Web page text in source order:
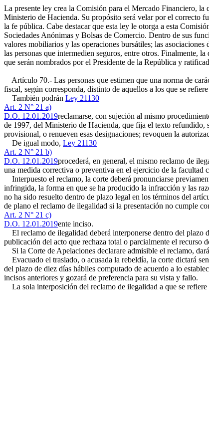
La presente ley crea la Comisión para el Mercado Financiero,
Ministerio de Hacienda. Su propósito será velar por el correcto
la fe pública. Cabe destacar que esta ley le otorga a esta
Sociedades Anónimas y Bolsas de Comercio. Dentro de sus
valores mobiliarios y las operaciones bursátiles; las asociaciones
las personas que intermedien seguros, entre otros. Finalmente,
que serán nombrados por el Presidente de la República y
Artículo 70.- Las personas que estimen que una norma de
fiscal, según corresponda, distinto de aquellos a los que se
También podrán Ley 21130
Art. 2 N° 21 a)
D.O. 12.01.2019reclamarse, con sujeción al mismo
de 1997, del Ministerio de Hacienda, que fija el texto refundido,
provisional, o renueven esas designaciones; revoquen la
De igual modo, Ley 21130
Art. 2 N° 21 b)
D.O. 12.01.2019procederá, en general, el mismo reclamo de
una medida correctiva o preventiva en el ejercicio de la
Interpuesto el reclamo, la corte deberá pronunciarse
infringida, la forma en que se ha producido la infracción y las
no ha sido resuelto dentro de plazo legal en los términos del
de plano el reclamo de ilegalidad si la presentación no cumple
Art. 2 N° 21 c)
D.O. 12.01.2019ente inciso.
El reclamo de ilegalidad deberá interponerse dentro del plazo
publicación del acto que rechaza total o parcialmente el recurso
Si la Corte de Apelaciones declarare admisible el reclamo,
Evacuado el traslado, o acusada la rebeldía, la corte dictará
del plazo de diez días hábiles computado de acuerdo a lo
incisos anteriores y gozará de preferencia para su vista y fallo.
La sola interposición del reclamo de ilegalidad a que se